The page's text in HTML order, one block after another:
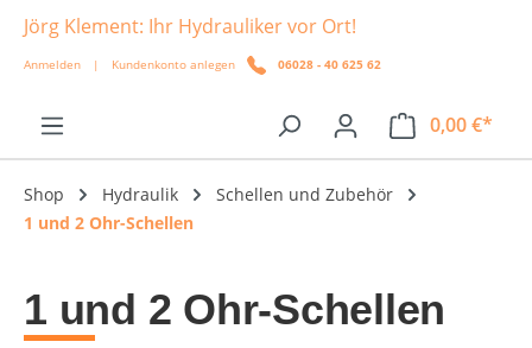
springen
Jörg Klement: Ihr Hydrauliker vor Ort!
Anmelden | Kundenkonto anlegen 06028 - 40 625 62
0,00 €*
Shop Hydraulik
Schellen und Zubehör
1 und 2 Ohr-Schellen
1 und 2 Ohr-Schellen